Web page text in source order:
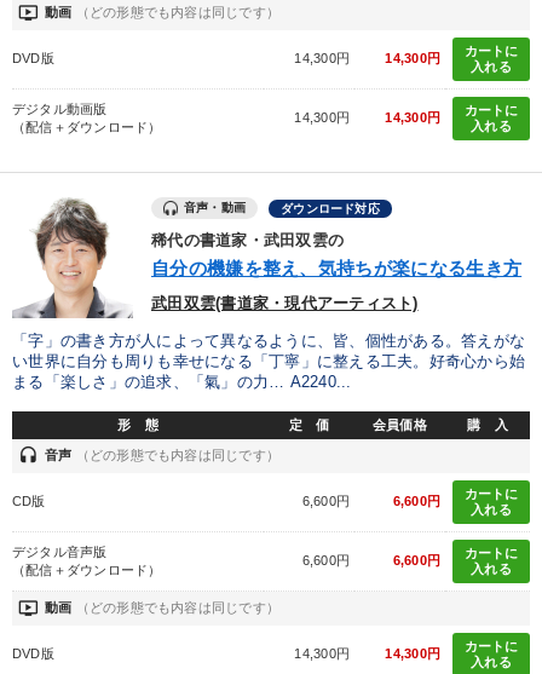
ondemand_video 動画 （どの形態でも内容は同じです）
DVD版 14,300円 14,300円
カートに
入れる
デジタル動画版
（配信＋ダウンロード）
14,300円 14,300円
カートに
入れる
音声・動画 ダウンロード対応
稀代の書道家・武田双雲の
自分の機嫌を整え、気持ちが楽になる生き方
武田双雲(書道家・現代アーティスト)
「字」の書き方が人によって異なるように、皆、個性がある。答えがな
い世界に自分も周りも幸せになる「丁寧」に整える工夫。好奇心から始
まる「楽しさ」の追求、「氣」の力… A2240...
形 態 定 価 会員価格 購 入
headset 音声 （どの形態でも内容は同じです）
CD版 6,600円 6,600円
カートに
入れる
デジタル音声版
（配信＋ダウンロード）
6,600円 6,600円
カートに
入れる
ondemand_video 動画 （どの形態でも内容は同じです）
DVD版 14,300円 14,300円
カートに
入れる